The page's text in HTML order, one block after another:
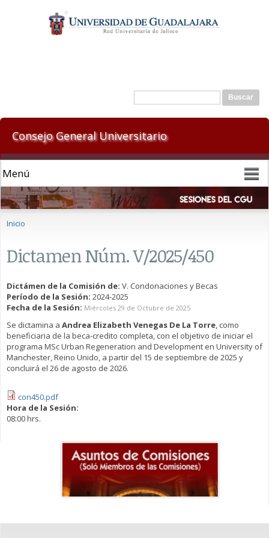
contenido
principal
Formulario de búsqueda
Buscar
Consejo General Universitario
Inicio
Dictamen Núm. V/2025/450
Dictámen de la Comisión de: V. Condonaciones y Becas
Período de la Sesión: 2024-2025
Fecha de la Sesión: Miércoles 29 de Octubre de 2025
Se dictamina a Andrea Elizabeth Venegas De La Torre, como
beneficiaria de la beca-credito completa, con el objetivo de iniciar el
programa MSc Urban Regeneration and Development en University of
Manchester, Reino Unido, a partir del 15 de septiembre de 2025 y
concluirá el 26 de agosto de 2026.
con450.pdf
Hora de la Sesión:
08:00 hrs.